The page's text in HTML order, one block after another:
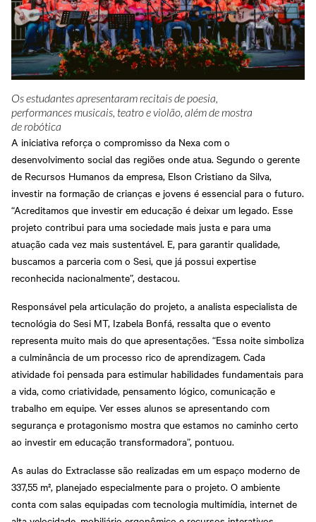
Os estudantes apresentaram recitais de poesia,
performances musicais, teatro e violão, além de mostra
de robótica
A iniciativa reforça o compromisso da Nexa com o
desenvolvimento social das regiões onde atua. Segundo o gerente
de Recursos Humanos da empresa, Elson Cristiano da Silva,
investir na formação de crianças e jovens é essencial para o futuro.
“Acreditamos que investir em educação é deixar um legado. Esse
projeto contribui para uma sociedade mais justa e para uma
atuação cada vez mais sustentável. E, para garantir qualidade,
buscamos a parceria com o Sesi, que já possui expertise
reconhecida nacionalmente”, destacou.
Responsável pela articulação do projeto, a analista especialista de
tecnológia do Sesi MT, Izabela Bonfá, ressalta que o evento
representa muito mais do que apresentações. “Essa noite simboliza
a culminância de um processo rico de aprendizagem. Cada
atividade foi pensada para estimular habilidades fundamentais para
a vida, como criatividade, pensamento lógico, comunicação e
trabalho em equipe. Ver esses alunos se apresentando com
segurança e protagonismo mostra que estamos no caminho certo
ao investir em educação transformadora”, pontuou.
As aulas do Extraclasse são realizadas em um espaço moderno de
337,55 m², planejado especialmente para o projeto. O ambiente
conta com salas equipadas com tecnologia multimídia, internet de